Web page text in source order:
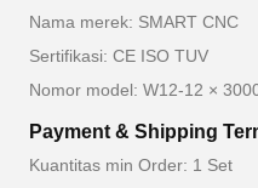
Nama merek: SMART CNC
Sertifikasi: CE ISO TUV
Nomor model: W12-12 ×
Payment & Shipping
Kuantitas min Order: 1 Set